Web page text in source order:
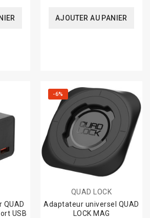
AJOUTER AU PANIER
USB
-6%
QUAD LOCK
Adaptateur universel QUAD
LOCK MAG